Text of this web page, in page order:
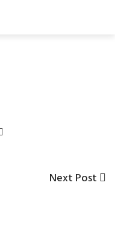
Next
Next Post